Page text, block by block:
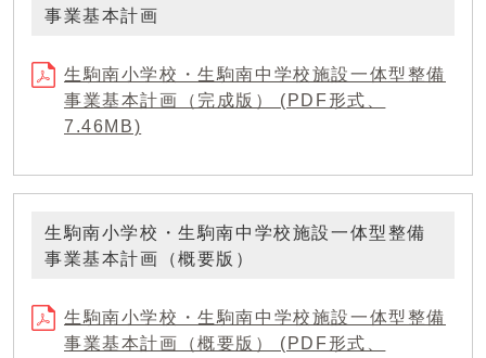
事業基本計画
生駒南小学校・生駒南中学校施設一体型整備
事業基本計画（完成版） (PDF形式、
7.46MB)
生駒南小学校・生駒南中学校施設一体型整備
事業基本計画（概要版）
生駒南小学校・生駒南中学校施設一体型整備
事業基本計画（概要版） (PDF形式、